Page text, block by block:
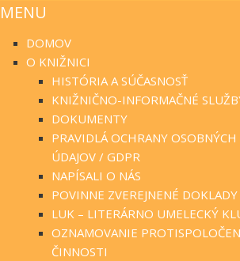
MENU
DOMOV
O KNIŽNICI
HISTÓRIA A SÚČASNOSŤ
KNIŽNIČNO-INFORMAČNÉ
DOKUMENTY
PRAVIDLÁ OCHRANY OSOBNÝCH
ÚDAJOV / GDPR
NAPÍSALI O NÁS
POVINNE ZVEREJNENÉ DOKLADY
LUK – LITERÁRNO UMELECKÝ
OZNAMOVANIE
ČINNOSTI